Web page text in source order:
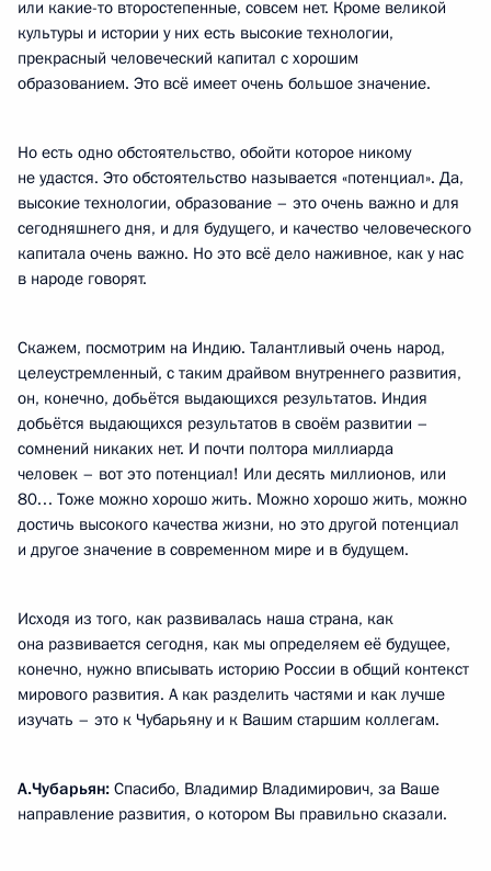
или какие-то второстепенные, совсем нет. Кроме великой
культуры и истории у них есть высокие технологии,
прекрасный человеческий капитал с хорошим
образованием. Это всё имеет очень большое значение.
Но есть одно обстоятельство, обойти которое никому
не удастся. Это обстоятельство называется «потенциал». Да,
высокие технологии, образование – это очень важно и для
сегодняшнего дня, и для будущего, и качество человеческого
капитала очень важно. Но это всё дело наживное, как у нас
в народе говорят.
Скажем, посмотрим на Индию. Талантливый очень народ,
целеустремленный, с таким драйвом внутреннего развития,
он, конечно, добьётся выдающихся результатов. Индия
добьётся выдающихся результатов в своём развитии –
сомнений никаких нет. И почти полтора миллиарда
человек – вот это потенциал! Или десять миллионов, или
80… Тоже можно хорошо жить. Можно хорошо жить, можно
достичь высокого качества жизни, но это другой потенциал
и другое значение в современном мире и в будущем.
Исходя из того, как развивалась наша страна, как
она развивается сегодня, как мы определяем её будущее,
конечно, нужно вписывать историю России в общий контекст
мирового развития. А как разделить частями и как лучше
изучать – это к Чубарьяну и к Вашим старшим коллегам.
А.Чубарьян: Спасибо, Владимир Владимирович, за Ваше
направление развития, о котором Вы правильно сказали.